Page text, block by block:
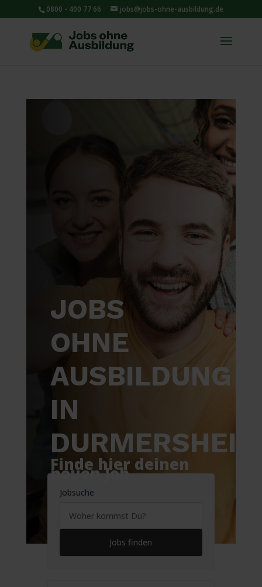
0800 - 400 77 66 jobs@jobs-ohne-ausbildung.de
JOBS
OHNE
AUSBILDUNG
IN
Finde hier deinen
neuen Job
Jobsuche